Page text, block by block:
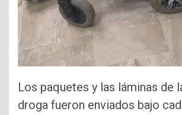
Los paquetes y las láminas de
droga fueron enviados bajo